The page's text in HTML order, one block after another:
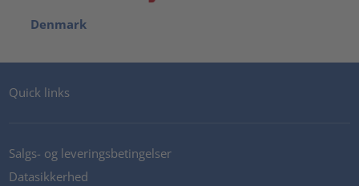
Denmark
Quick links
Salgs- og leveringsbetingelser
Datasikkerhed